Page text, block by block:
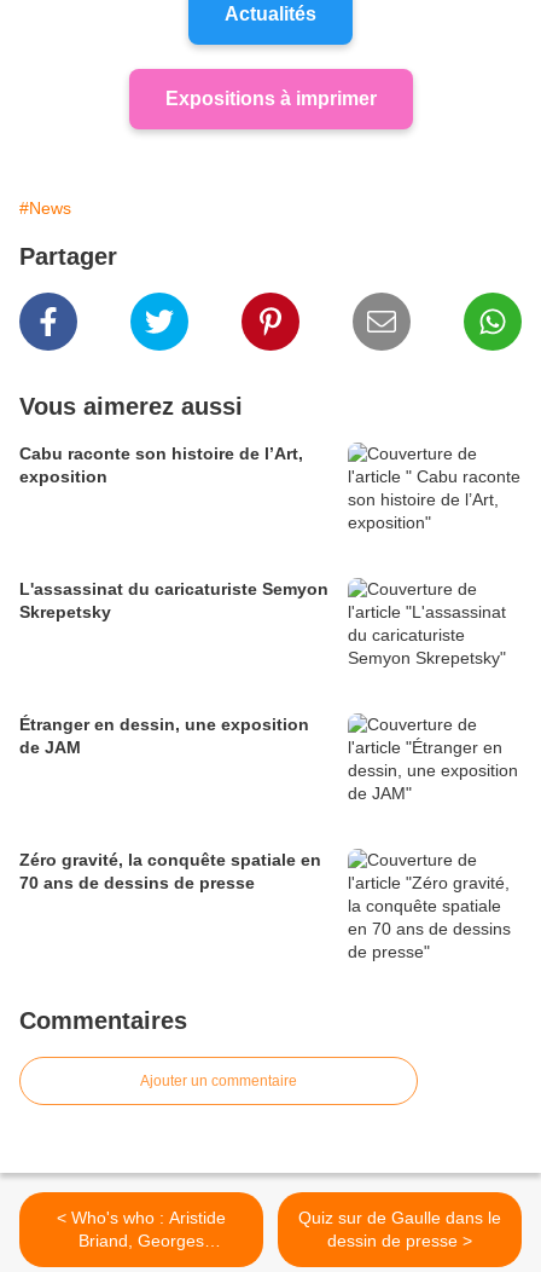
Actualités
Expositions à imprimer
#News
Partager
Vous aimerez aussi
Cabu raconte son histoire de l’Art,
exposition
L'assassinat du caricaturiste Semyon
Skrepetsky
Étranger en dessin, une exposition
de JAM
Zéro gravité, la conquête spatiale en
70 ans de dessins de presse
Commentaires
Ajouter un commentaire
< Who's who : Aristide
Briand, Georges
Clemenceau, Alexandre
Quiz sur de Gaulle dans le
dessin de presse >